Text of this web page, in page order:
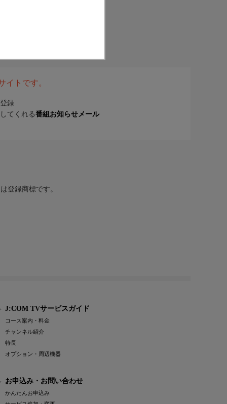
イトです。
録
てくれる番組お知らせメール
登録商標です。
J:COM TVサービスガイド
コース案内・料金
チャンネル紹介
特長
オプション・周辺機器
お申込み・お問い合わせ
かんたんお申込み